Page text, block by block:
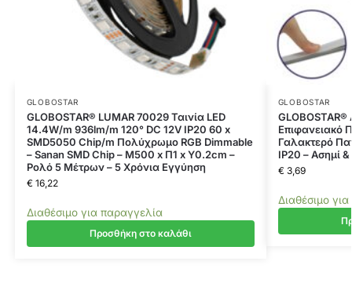
GLOBOSTAR
GLOBOSTAR® LUMAR 70029 Ταινία LED
14.4W/m 936lm/m 120° DC 12V IP20 60 x
SMD5050 Chip/m Πολύχρωμο RGB Dimmable
– Sanan SMD Chip – Μ500 x Π1 x Υ0.2cm –
Ρολό 5 Μέτρων – 5 Χρόνια Εγγύηση
€16,22
Διαθέσιμο για παραγγελία
Προσθήκη στο καλάθι
GLOBOSTAR
Επιφανειακό
Γαλακτερό
IP20 – Ασημί
€3,69
Διαθέσιμο